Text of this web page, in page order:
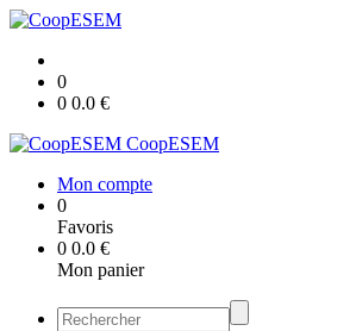
0
0 0.0 €
CoopESEM
Mon compte
0
Favoris
0 0.0 €
Mon panier